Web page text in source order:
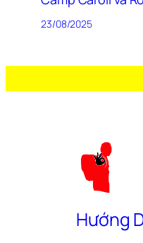
23/08/2025
Hướng